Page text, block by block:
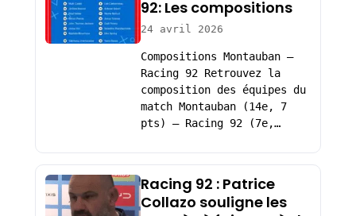
92: Les compositions
24 avril 2026
Compositions Montauban –
Racing 92 Retrouvez la
composition des équipes du
match Montauban (14e, 7
pts) – Racing 92 (7e,…
Racing 92 : Patrice
Collazo souligne les